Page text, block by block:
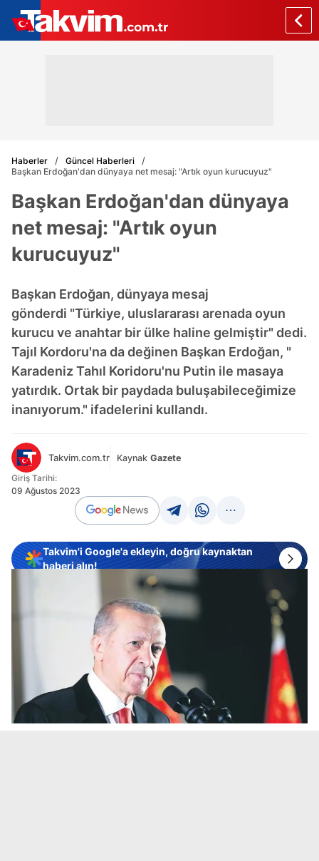
Haberler
Güncel Haberleri
Başkan Erdoğan'dan dünyaya net mesaj: "Artık oyun kurucuyuz"
Başkan Erdoğan'dan dünyaya
net mesaj: "Artık oyun
kurucuyuz"
Başkan Erdoğan, dünyaya mesaj
gönderdi "Türkiye, uluslararası arenada oyun
kurucu ve anahtar bir ülke haline gelmiştir" dedi.
Tajıl Kordoru'na da değinen Başkan Erdoğan, "
Karadeniz Tahıl Koridoru'nu Putin ile masaya
yatırdık. Ortak bir paydada buluşabileceğimize
inanıyorum." ifadelerini kullandı.
Takvim.com.tr Kaynak Gazete
Giriş Tarihi:
09 Ağustos 2023
Takvim'i Google'a ekleyin, doğru kaynaktan
haberi alın!